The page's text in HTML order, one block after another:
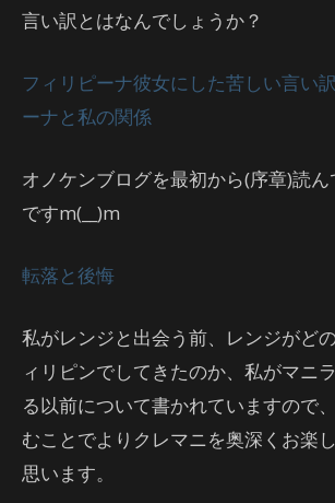
言い訳とはなんでしょうか？
フィリピーナ彼女にした苦しい言い
ーナと私の関係
オノケンブログを最初から(序章)読
ですm(__)m
転落と後悔
私がレンジと出会う前、レンジがど
ィリピンでしてきたのか、私がマニ
る以前について書かれていますので
むことでよりクレマニを奥深くお楽
思います。